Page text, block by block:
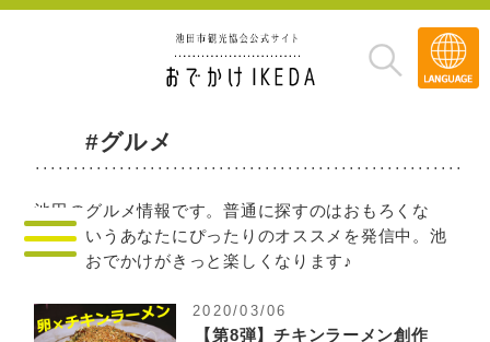
#グルメ
池田のグルメ情報です。普通に探すのはおもろくな
い！というあなたにぴったりのオススメを発信中。池
田へのおでかけがきっと楽しくなります♪
2020/03/06
【第8弾】チキンラーメン創作
»